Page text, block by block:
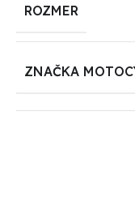
ROZMER
ZNAČKA